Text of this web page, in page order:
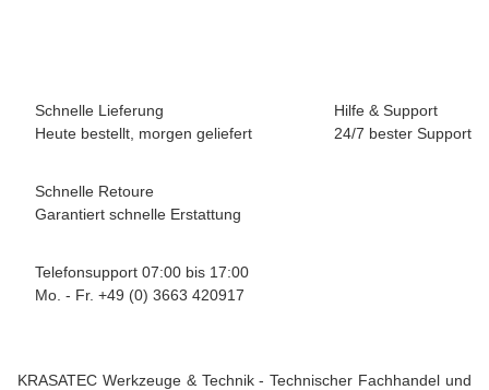
Schnelle Lieferung
Heute bestellt, morgen geliefert
Hilfe & Support
24/7 bester Support
Schnelle Retoure
Garantiert schnelle Erstattung
Telefonsupport 07:00 bis 17:00
Mo. - Fr. +49 (0) 3663 420917
KRASATEC Werkzeuge & Technik - Technischer Fachhandel und